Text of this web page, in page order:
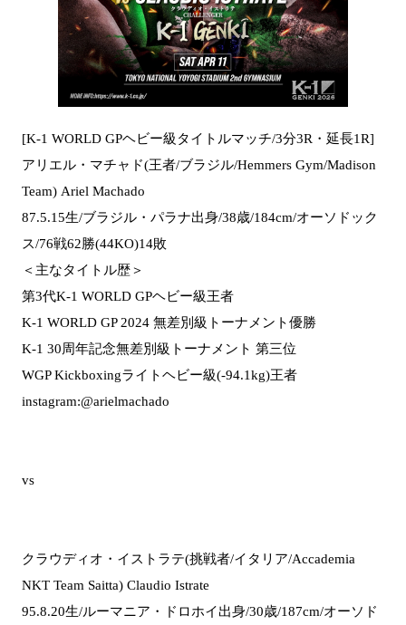
[K-1 WORLD GPヘビー級タイトルマッチ/3分3R・延長1R]
アリエル・マチャド(王者/ブラジル/Hemmers Gym/Madison
Team) Ariel Machado
87.5.15生/ブラジル・パラナ出身/38歳/184cm/オーソドック
ス/76戦62勝(44KO)14敗
＜主なタイトル歴＞
第3代K-1 WORLD GPヘビー級王者
K-1 WORLD GP 2024 無差別級トーナメント優勝
K-1 30周年記念無差別級トーナメント 第三位
WGP Kickboxingライトヘビー級(-94.1kg)王者
instagram:@arielmachado
vs
クラウディオ・イストラテ(挑戦者/イタリア/Accademia
NKT Team Saitta) Claudio Istrate
95.8.20生/ルーマニア・ドロホイ出身/30歳/187cm/オーソド